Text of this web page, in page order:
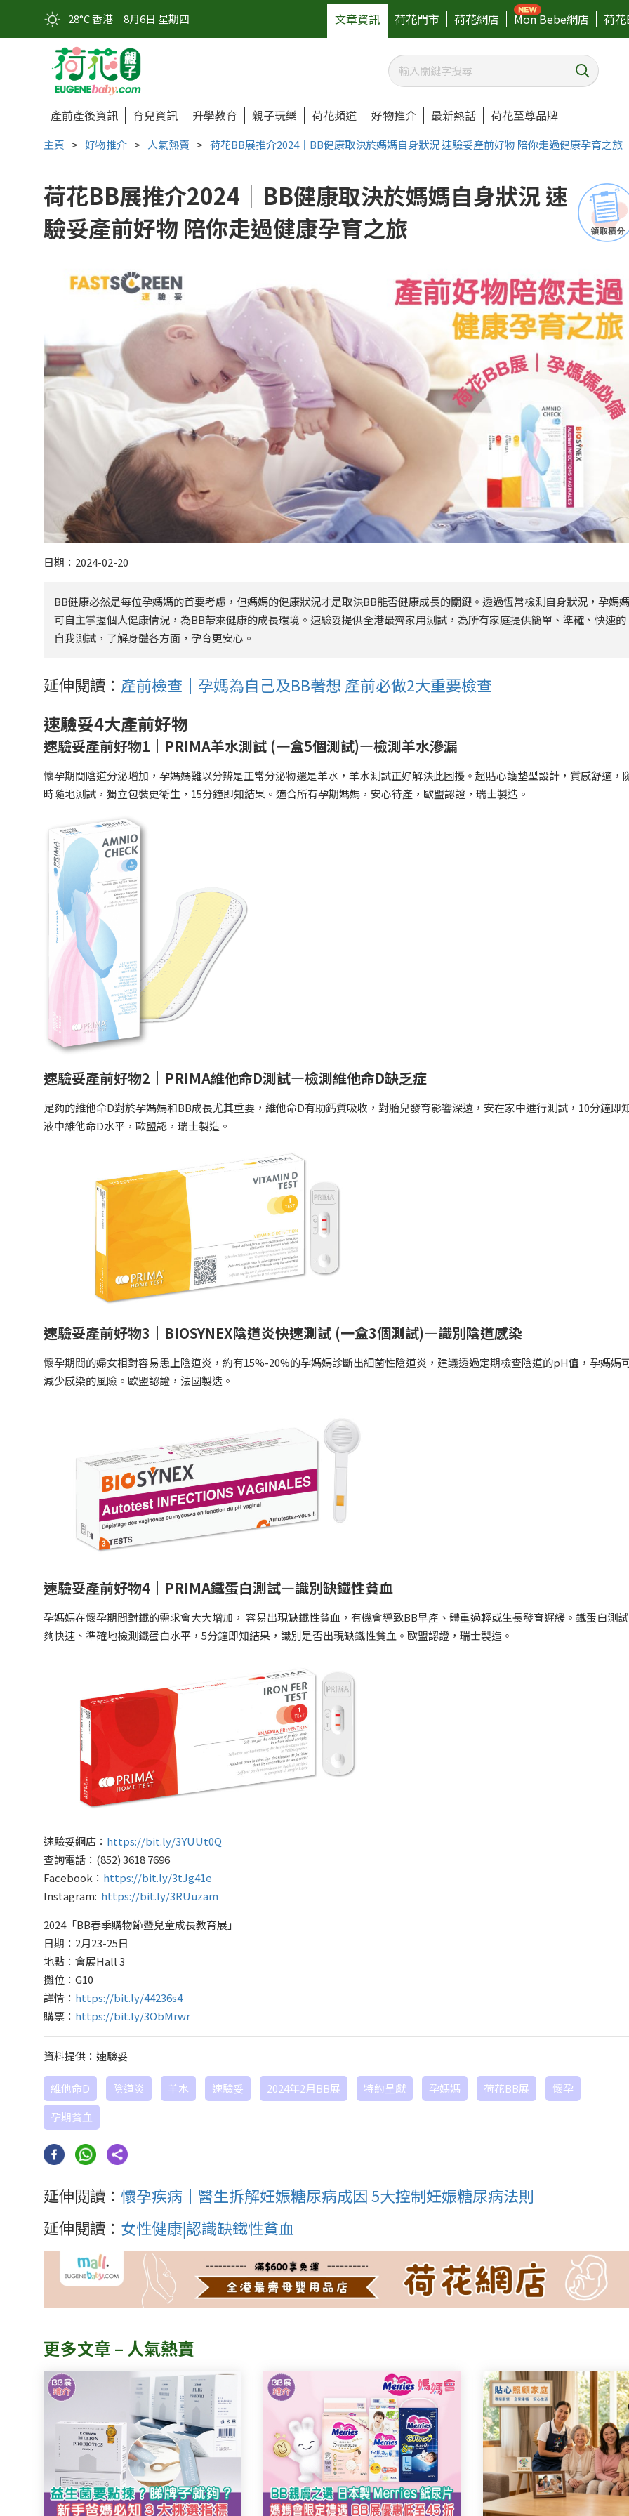
28°C 香港 8月6日 星期四 文章資訊 荷花門市 荷花網店 Mon Bebe網店 荷
產前產後資訊 育兒資訊 升學教育 親子玩樂 荷花頻道 好物推介 最新熱話 荷花至尊品牌
主頁 > 好物推介 > 人氣熱賣 > 荷花BB展推介2024｜BB健康取決於媽媽自身狀況 速驗妥產前好物 陪你走過健康孕育之旅
荷花BB展推介2024｜BB健康取決於媽媽自身狀況 速
驗妥產前好物 陪你走過健康孕育之旅
日期：2024-02-20
BB健康必然是每位孕媽媽的首要考慮，但媽媽的健康狀況才是取決BB能否健康成長的關鍵。透過恆常檢測自身狀況，孕媽媽
可自主掌握個人健康情況，為BB帶來健康的成長環境。速驗妥提供全港最齊家用測試，為所有家庭提供簡單、準確、快速的
自我測試，了解身體各方面，孕育更安心。
延伸閱讀： 產前檢查｜孕媽為自己及BB著想 產前必做2大重要檢查
速驗妥4大產前好物
速驗妥產前好物1｜PRIMA羊水測試 (一盒5個測試)—檢測羊水滲漏
懷孕期間陰道分泌增加，孕媽媽難以分辨是正常分泌物還是羊水，羊水測試正好解決此困擾。超貼心護墊型設計，質感舒適，
時隨地測試，獨立包裝更衛生，15分鐘即知結果。適合所有孕期媽媽，安心待產，歐盟認證，瑞士製造。
速驗妥產前好物2｜PRIMA維他命D測試—檢測維他命D缺乏症
足夠的維他命D對於孕媽媽和BB成長尤其重要，維他命D有助鈣質吸收，對胎兒發育影響深遠，安在家中進行測試，10分鐘即
液中維他命D水平，歐盟認，瑞士製造。
速驗妥產前好物3｜BIOSYNEX陰道炎快速測試 (一盒3個測試)—識別陰道感染
懷孕期間的婦女相對容易患上陰道炎，約有15%-20%的孕媽媽診斷出細菌性陰道炎，建議透過定期檢查陰道的pH值，孕媽媽
減少感染的風險。歐盟認證，法國製造。
速驗妥產前好物4｜PRIMA鐵蛋白測試—識別缺鐵性貧血
孕媽媽在懷孕期間對鐵的需求會大大增加， 容易出現缺鐵性貧血，有機會導致BB早產、體重過輕或生長發育遲緩。鐵蛋白測
夠快速、準確地檢測鐵蛋白水平，5分鐘即知結果，識別是否出現缺鐵性貧血。歐盟認證，瑞士製造。
速驗妥網店： https://bit.ly/3YUUt0Q
查詢電話：(852) 3618 7696
Facebook： https://bit.ly/3tJg41e
Instagram: https://bit.ly/3RUuzam
2024「BB春季購物節暨兒童成長教育展」
日期：2月23-25日
地點：會展Hall 3
攤位：G10
詳情： https://bit.ly/44236s4
購票： https://bit.ly/3ObMrwr
資料提供：速驗妥
維他命D 陰道炎 羊水 速驗妥 2024年2月BB展 特約呈獻 孕媽媽 荷花BB展
懷孕
孕期貧血
延伸閱讀： 懷孕疾病｜醫生拆解妊娠糖尿病成因 5大控制妊娠糖尿病法則
延伸閱讀： 女性健康|認識缺鐵性貧血
更多文章 – 人氣熱賣